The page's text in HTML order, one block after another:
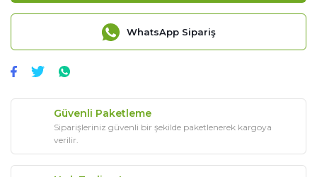
WhatsApp Sipariş
Güvenli Paketleme
Siparişleriniz güvenli bir şekilde paketlenerek kargoya
verilir.